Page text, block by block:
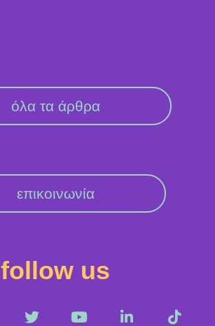
όλα τα άρθρα
επικοινωνία
follow us